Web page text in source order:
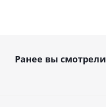
Ранее вы смотрели